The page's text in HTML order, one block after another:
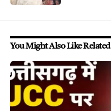
You Might Also Like Related